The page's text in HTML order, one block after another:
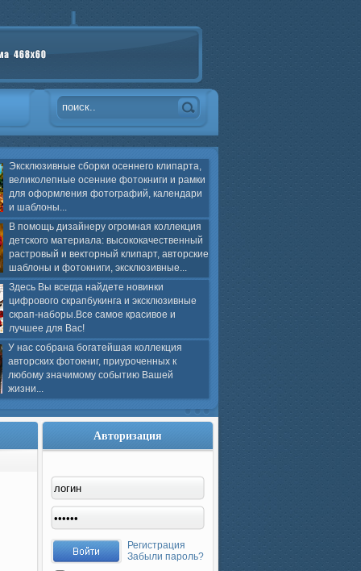
Эксклюзивные сборки осеннего клипарта,
великолепные осенние фотокниги и рамки
для оформления фотографий, календари
и шаблоны...
В помощь дизайнеру огромная коллекция
детского материала: высококачественный
растровый и векторный клипарт, авторские
шаблоны и фотокниги, эксклюзивные...
Здесь Вы всегда найдете новинки
цифрового скрапбукинга и эксклюзивные
скрап-наборы.Все самое красивое и
лучшее для Вас!
У нас собрана богатейшая коллекция
авторских фотокниг, приуроченных к
любому значимому событию Вашей
жизни...
Авторизация
Регистрация
Забыли пароль?